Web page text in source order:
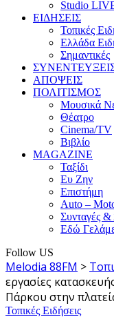
Studio
ΕΙΔΗΣΕΙΣ
Τοπικές
Ελλάδα
Σημαντικές
ΑΠΟΨΕΙΣ
ΠΟΛΙΤΙΣΜΟΣ
Μουσικά
Θέατρο
Cinema/TV
Βιβλίο
MAGAZINE
Ταξίδι
Ευ Ζην
Επιστήμη
Auto –
Συνταγές
Εδώ
Follow US
Melodia 88FM >
εργασίες
Πάρκου στην
Τοπικές Ειδήσεις